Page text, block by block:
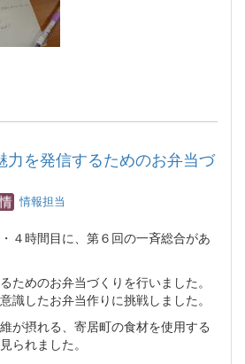
力を発信するためのお弁当づ
情報担当
４時間目に、第６回の一斉総合があ
ためのお弁当づくりを行いました。
識したお弁当作りに挑戦しました。
が摂れる、寄居町の食材を使用する
られました。